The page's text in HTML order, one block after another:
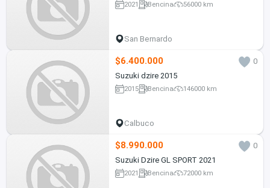
2021 Bencina 56000 km
San Bernardo
$6.400.000
0
Suzuki dzire 2015
2015 Bencina 146000 km
Calbuco
$8.990.000
0
Suzuki Dzire GL SPORT 2021
2021 Bencina 72000 km